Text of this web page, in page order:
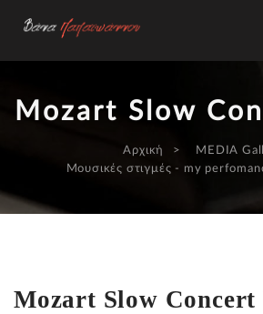
Mozart Slow
Αρχική
MEDIA
Μουσικές στιγμές - my
Mozart Slow Concert